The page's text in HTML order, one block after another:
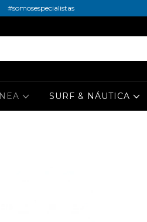
#somosespecialistas
SURF & NÁUTICA